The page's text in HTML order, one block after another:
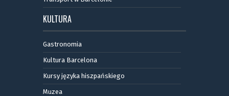
KULTURA
Gastronomia
Kultura Barcelona
Kursy języka hiszpańskiego
Muzea